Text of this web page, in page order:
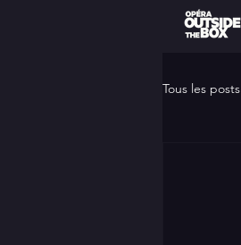
Tous les posts